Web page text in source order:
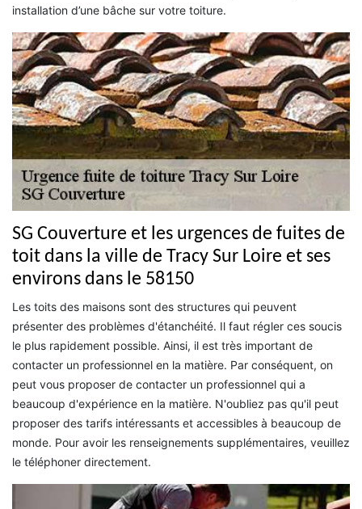
installation d’une bâche sur votre toiture.
SG Couverture et les urgences de fuites de
toit dans la ville de Tracy Sur Loire et ses
environs dans le 58150
Les toits des maisons sont des structures qui peuvent
présenter des problèmes d'étanchéité. Il faut régler ces soucis
le plus rapidement possible. Ainsi, il est très important de
contacter un professionnel en la matière. Par conséquent, on
peut vous proposer de contacter un professionnel qui a
beaucoup d'expérience en la matière. N'oubliez pas qu'il peut
proposer des tarifs intéressants et accessibles à beaucoup de
monde. Pour avoir les renseignements supplémentaires, veuillez
le téléphoner directement.